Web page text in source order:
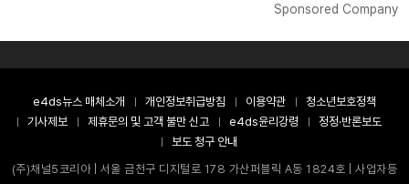
Sponsored Company
e4ds뉴스 매체소개 개인정보취급방침 이용약관
청소년보호정책
기사제보
제휴문의 및 고객 불만 신고 e4ds윤리강령
정정·반론보도
보도 청구 안내
(주)채널5코리아 | 서울 금천구 디지털로 178 가산퍼블릭 A동 1824호 | 사업자등